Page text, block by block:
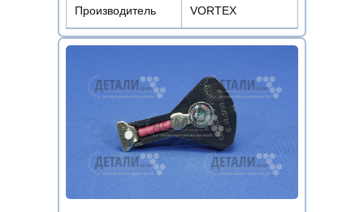
Производитель VORTEX